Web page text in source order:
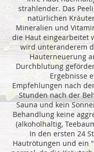
strahlender. Das
natürlichen
Mineralien und
die Haut eingearbeitet
wird unteranderem
Hauterneuerung
Durchblutung
Ergebnisse
Empfehlungen nach
Stunden nach der
Sauna und kein
Behandlung keine
(alkoholhaltig,
In den ersten 24
Hautrötungen und ein